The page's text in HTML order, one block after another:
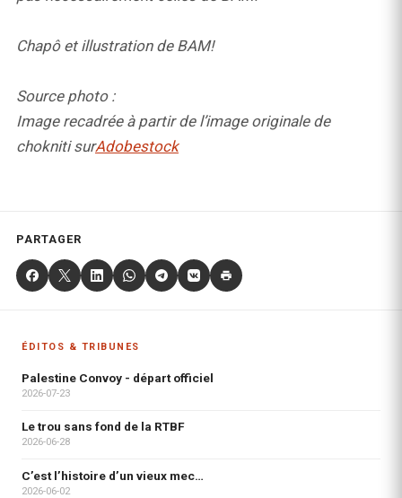
Chapô et illustration de BAM!
Source photo :
Image recadrée à partir de l’image originale de
chokniti surAdobestock
PARTAGER
ÉDITOS & TRIBUNES
Palestine Convoy - départ officiel
2026-07-23
Le trou sans fond de la RTBF
2026-06-28
C’est l’histoire d’un vieux mec…
2026-06-02